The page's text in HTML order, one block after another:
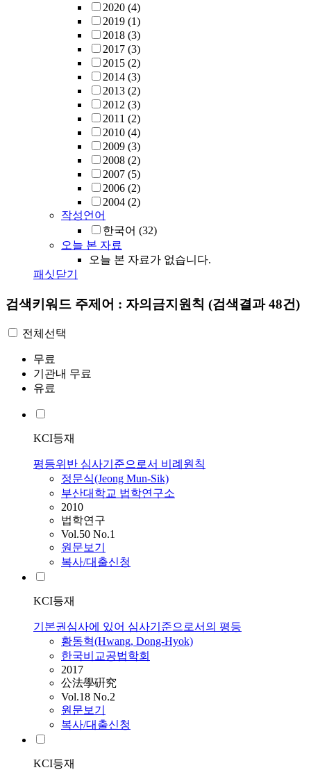
2020 (4)
2019 (1)
2018 (3)
2017 (3)
2015 (2)
2014 (3)
2013 (2)
2012 (3)
2011 (2)
2010 (4)
2009 (3)
2008 (2)
2007 (5)
2006 (2)
2004 (2)
작성언어
한국어 (32)
오늘 본 자료
오늘 본 자료가 없습니다.
패싯닫기
검색키워드 주제어 : 자의금지원칙 (검색결과 48건)
전체선택
무료
기관내 무료
유료
KCI등재
평등위반 심사기준으로서 비례원칙
정문식(Jeong Mun-Sik)
부산대학교 법학연구소
2010
법학연구
Vol.50 No.1
원문보기
복사/대출신청
KCI등재
기본권심사에 있어 심사기준으로서의 평등
황동혁(Hwang, Dong-Hyok)
한국비교공법학회
2017
公法學硏究
Vol.18 No.2
원문보기
복사/대출신청
KCI등재